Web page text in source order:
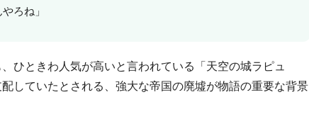
ろね」
ひときわ人気が高いと言われている「天空の城ラピュ
していたとされる、強大な帝国の廃墟が物語の重要な背景